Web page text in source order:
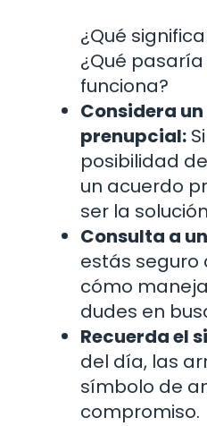
¿Qué
¿Qué
funciona?
Considera
prenupcial:
posibilidad
un acuerdo
ser la
Consulta a
estás seguro
cómo
dudes en
Recuerda el
del día, las
símbolo de
compromiso.